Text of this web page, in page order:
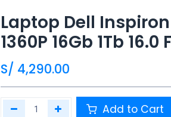
Laptop Dell Inspiron
1360P 16Gb 1Tb
S/ 4,290.00
Add to Cart